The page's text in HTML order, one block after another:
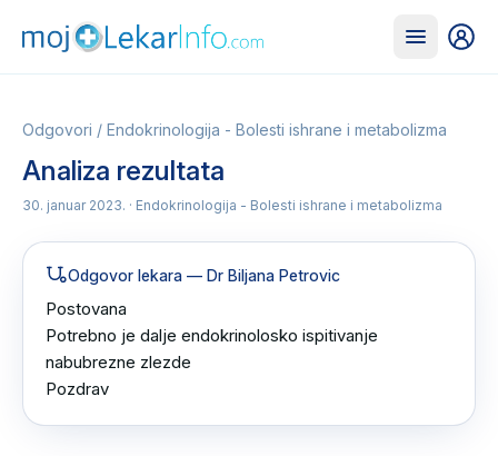
Odgovori / Endokrinologija - Bolesti ishrane i metabolizma
Analiza rezultata
30. januar 2023. · Endokrinologija - Bolesti ishrane i metabolizma
Odgovor lekara — Dr Biljana Petrovic
Postovana
Potrebno je dalje endokrinolosko ispitivanje
nabubrezne zlezde
Pozdrav